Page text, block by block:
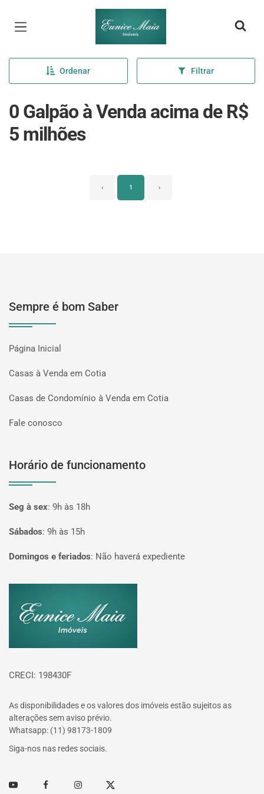
Página inicial
Ordenar Filtrar
0 Galpão à Venda acima de R$
5 milhões
‹ 1 ›
Sempre é bom Saber
Página Inicial
Casas à Venda em Cotia
Casas de Condomínio à Venda em Cotia
Fale conosco
Horário de funcionamento
Seg à sex: 9h às 18h
Sábados: 9h às 15h
Domingos e feriados: Não haverá expediente
CRECI: 198430F
As disponibilidades e os valores dos imóveis estão sujeitos as
alterações sem aviso prévio.
Whatsapp: (11) 98173-1809
Siga-nos nas redes sociais.
Youtube FacebookInstagramTwitter